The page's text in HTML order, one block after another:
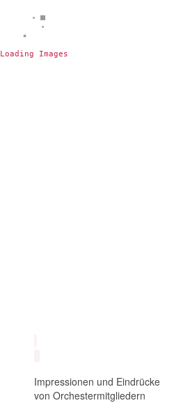
Loading Images
Impressionen und Eindrücke
von Orchestermitgliedern